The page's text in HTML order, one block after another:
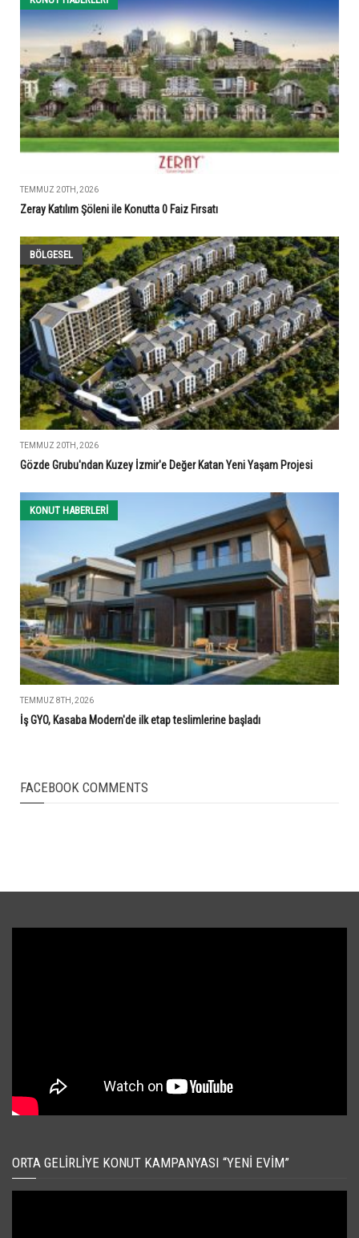
TEMMUZ 20TH, 2026
Zeray Katılım Şöleni ile Konutta 0 Faiz Fırsatı
BÖLGESEL
TEMMUZ 20TH, 2026
Gözde Grubu'ndan Kuzey İzmir'e Değer Katan Yeni Yaşam Projesi
KONUT HABERLERI
TEMMUZ 8TH, 2026
İş GYO, Kasaba Modern'de ilk etap teslimlerine başladı
FACEBOOK COMMENTS
ORTA GELIRLIYE KONUT KAMPANYASI “YENI EVIM”